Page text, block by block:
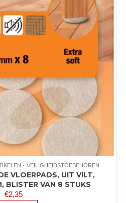
VEILIGHEIDSTOEBEHOREN
VLOERPADS, UIT VILT,
BLISTER VAN 8 STUKS
€2,35